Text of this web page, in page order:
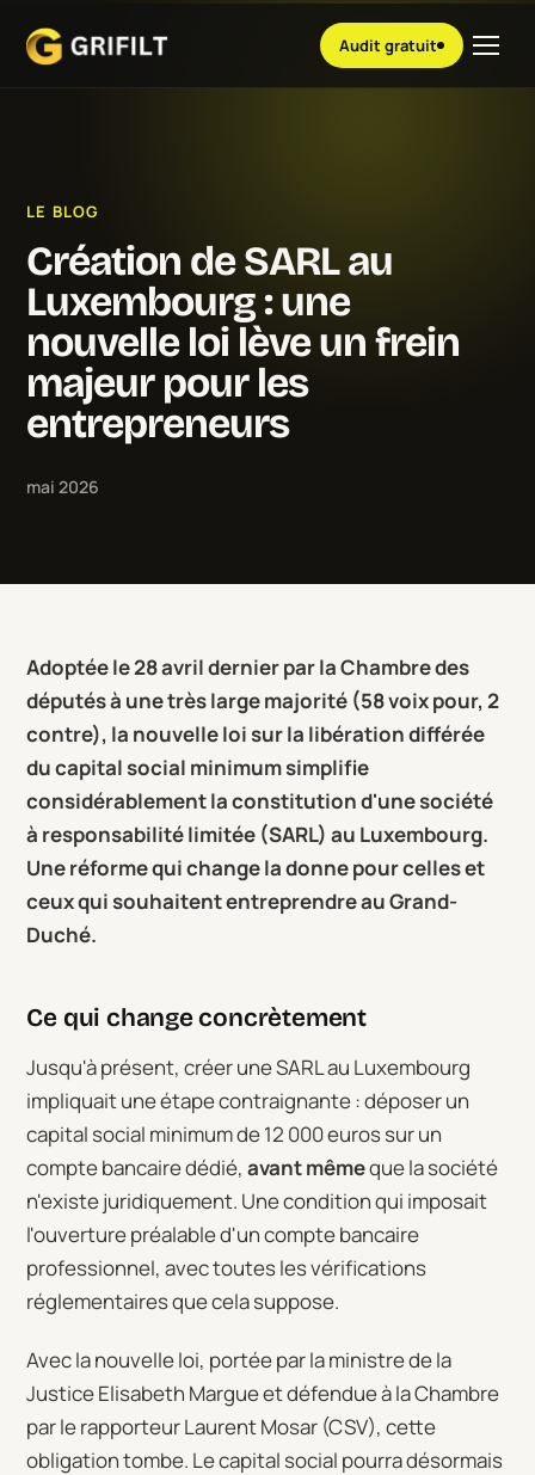
Audit gratuit
LE BLOG
Création de SARL au
Luxembourg : une
nouvelle loi lève un frein
majeur pour les
entrepreneurs
mai 2026
Adoptée le 28 avril dernier par la Chambre des
députés à une très large majorité (58 voix pour, 2
contre), la nouvelle loi sur la libération différée
du capital social minimum simplifie
considérablement la constitution d'une société
à responsabilité limitée (SARL) au Luxembourg.
Une réforme qui change la donne pour celles et
ceux qui souhaitent entreprendre au Grand-
Duché.
Ce qui change concrètement
Jusqu'à présent, créer une SARL au Luxembourg
impliquait une étape contraignante : déposer un
capital social minimum de 12 000 euros sur un
compte bancaire dédié,avant mêmeque la société
n'existe juridiquement. Une condition qui imposait
l'ouverture préalable d'un compte bancaire
professionnel, avec toutes les vérifications
réglementaires que cela suppose.
Avec la nouvelle loi, portée par la ministre de la
Justice Elisabeth Margue et défendue à la Chambre
par le rapporteur Laurent Mosar (CSV), cette
obligation tombe. Le capital social pourra désormais